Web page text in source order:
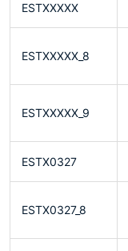
ESTXXXXX
ESTXXXXX_8
ESTXXXXX_9
ESTX0327
ESTX0327_8